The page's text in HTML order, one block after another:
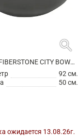
search
КАШПО FIBERSTONE CITY BOWL S GREY
92 см.
50 см.
ожидается 13.08.26г.